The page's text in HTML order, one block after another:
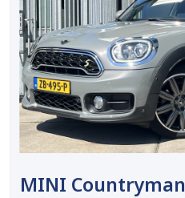
MINI Countryman